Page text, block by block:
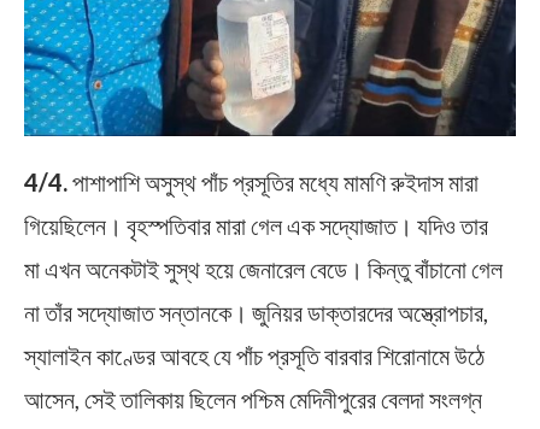
4/4.পাশাপাশি অসুস্থ পাঁচ প্রসূতির মধ্যে মামণি রুইদাস মারা
গিয়েছিলেন। বৃহস্পতিবার মারা গেল এক সদ্যোজাত। যদিও তার
মা এখন অনেকটাই সুস্থ হয়ে জেনারেল বেডে। কিন্তু বাঁচানো গেল
না তাঁর সদ্যোজাত সন্তানকে। জুনিয়র ডাক্তারদের অস্ত্রোপচার,
স্যালাইন কাণ্ডের আবহে যে পাঁচ প্রসূতি বারবার শিরোনামে উঠে
আসেন, সেই তালিকায় ছিলেন পশ্চিম মেদিনীপুরের বেলদা সংলগ্ন